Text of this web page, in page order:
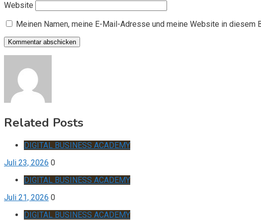
Website
Meinen Namen, meine E-Mail-Adresse und meine Website in
Related Posts
DIGITAL BUSINESS ACADEMY
Juli 23, 2026 0
DIGITAL BUSINESS ACADEMY
Juli 21, 2026 0
DIGITAL BUSINESS ACADEMY